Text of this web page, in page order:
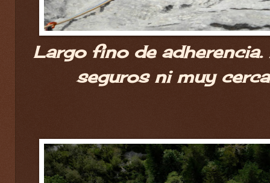
Largo fino de
seguros ni muy